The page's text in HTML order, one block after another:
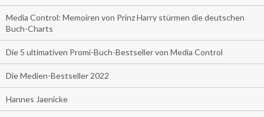
Media Control: Memoiren von Prinz Harry stürmen die deutschen
Buch-Charts
Die 5 ultimativen Promi-Buch-Bestseller von Media Control
Die Medien-Bestseller 2022
Hannes Jaenicke